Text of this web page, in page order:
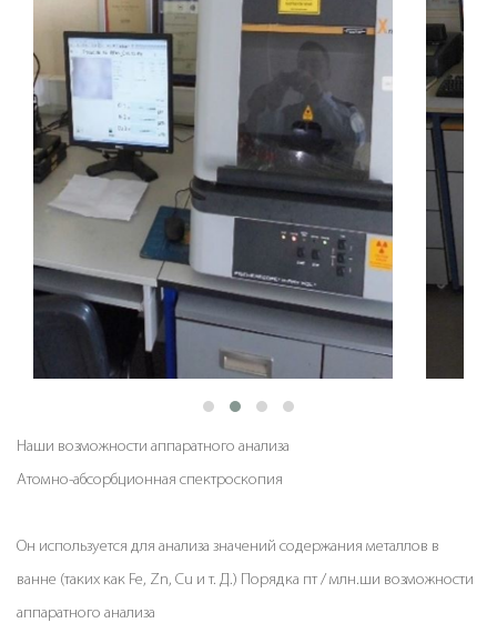
Наши возможности аппаратного анализа
Атомно-абсорбционная спектроскопия
Он используется для анализа значений содержания металлов в
ванне (таких как Fe, Zn, Cu и т. Д.) Порядка пт / млн.ши возможности
аппаратного анализа